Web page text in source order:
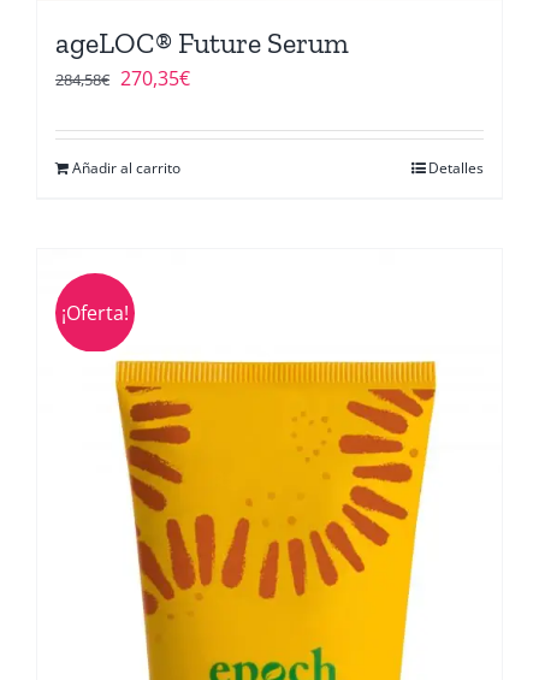
ageLOC® Future Serum
284,58€ El
original
era:
270,35€El
actual
Añadir al carrito Detalles
¡Oferta!